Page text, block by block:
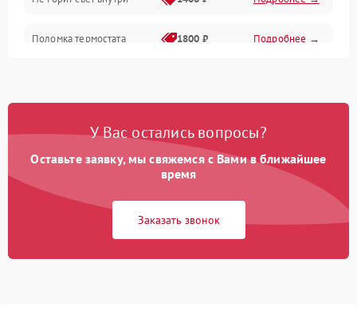
Поломка термостата 1800 ₽ Подробнее →
Образование конденсата
1800 ₽ Подробнее →
Сбой в работе инвертора
работе
2000 ₽ Подробнее →
У Вас остались вопросы?
Оставьте заявку, мы свяжемся с Вами в ближайшее
время
Заказать звонок